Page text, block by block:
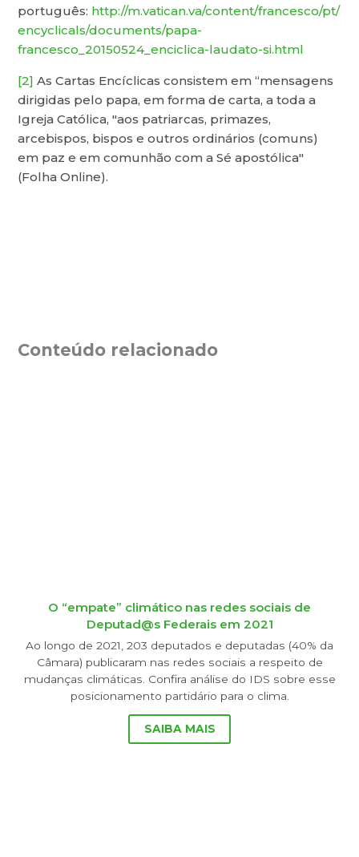
português: http://m.vatican.va/content/francesco/pt/
encyclicals/documents/papa-
francesco_20150524_enciclica-laudato-si.html
[2] As Cartas Encíclicas consistem em “mensagens
dirigidas pelo papa, em forma de carta, a toda a
Igreja Católica, "aos patriarcas, primazes,
arcebispos, bispos e outros ordinários (comuns)
em paz e em comunhão com a Sé apostólica"
(Folha Online).
Conteúdo relacionado
O “empate” climático nas redes sociais de
Deputad@s Federais em 2021
Ao longo de 2021, 203 deputados e deputadas (40% da
Câmara) publicaram nas redes sociais a respeito de
mudanças climáticas. Confira análise do IDS sobre esse
posicionamento partidário para o clima.
SAIBA MAIS